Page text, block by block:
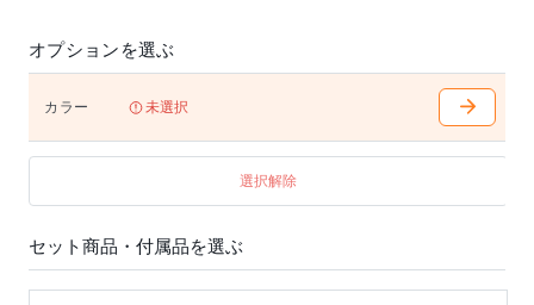
オプションを選ぶ
カラー 未選択
選択解除
セット商品・付属品を選ぶ